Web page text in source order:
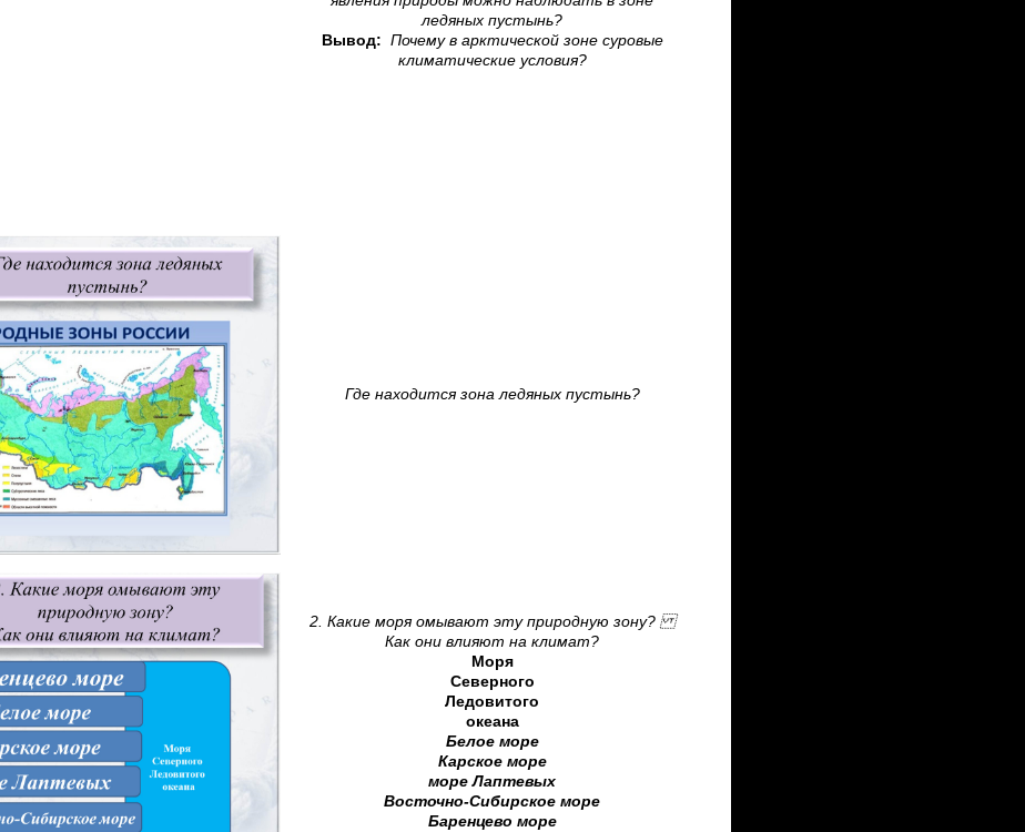
ледяных пустынь?
Вывод: Почему в арктической зоне суровые
климатические условия?
Где находится зона ледяных пустынь?
2. Какие моря омывают эту природную зону?
Как они влияют на климат?
Моря
Северного
Ледовитого
океана
Белое море
Карское море
море Лаптевых
Восточно-Сибирское море
Баренцево море